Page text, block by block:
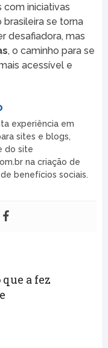
com iniciativas
se torna
desafiadora, mas
, o caminho para se
acessível e
experiência em
sites e blogs,
do site
na criação de
benefícios sociais.
a fez